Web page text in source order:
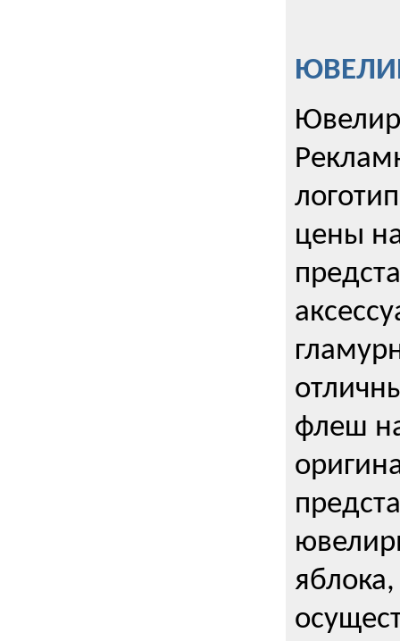
цены
флеш